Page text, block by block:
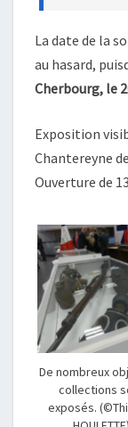
La date de la
au hasard,
Cherbourg, le
Exposition
Chantereyne
Ouverture de
De nombreux
collections
exposés.